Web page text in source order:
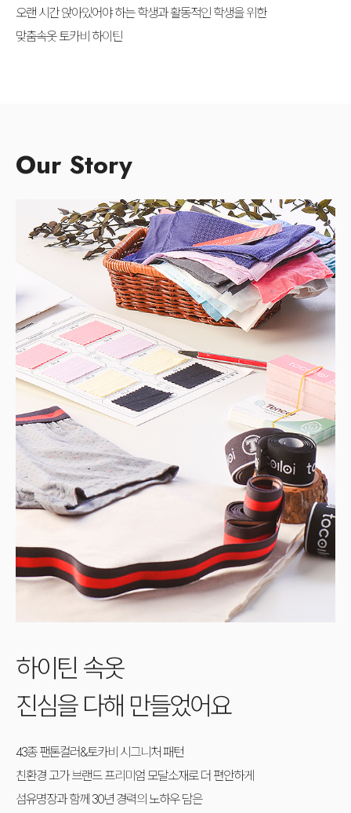
오랜 시간 앉아있어야 하는 학생과 활동적인 학생을 위한
맞춤속옷 토카비 하이틴
Our Story
하이틴 속옷
진심을 다해 만들었어요
43종 팬톤컬러&토카비 시그니처 패턴
친환경 고가 브랜드 프리미엄 모달소재로 더 편안하게
섬유명장과 함께 30년 경력의 노하우 담은